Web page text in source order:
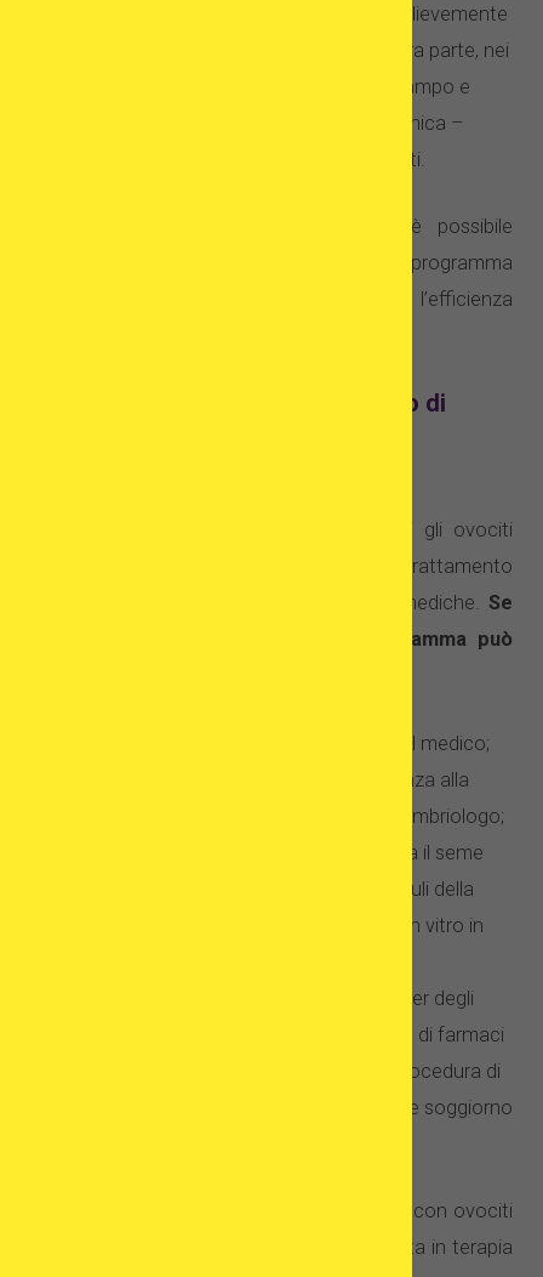
può influenzarne la qualità e inficiare lievemente
l’efficacia della terapia (5-10 %). D’altra parte, nei
centri con rilevante esperienza nel campo e
muniti di idonea apparecchiatura tecnica –
queste limiti vengono spesso superati.
Nella database del SERVIZIO ONLINE è possibile
trovare informazioni riguardanti il tipo di programma
eseguito nelle varie cliniche, i costi e l’efficienza
Esecuzione del programma quadro di
Come per le donatrici, anche le riceventi gli ovociti
devono prepararsi ad eseguire il trattamento
sottoponendosi a svariati esami e visite mediche. Se
non vi sono controindicazioni, il programma può
visite preliminari e consultazioni con il medico;
selezione di una donatrice – assistenza alla
copia fornita da un medico o da un embriologo;
procedure di laboratorio: l’uomo dona il seme
con il quale vengono fecondati gli ovuli della
donatrice. Gli embrioni si sviluppano in vitro in
preparazione della ricevente al transfer degli
embrioni mediante somministrazione di farmaci
che preparano l’utero a riceverli; la procedura di
trasferimento può richiedere un breve soggiorno
Se non sei sicura di eseguire il trattamento con ovociti
da donatrice, consulta un medico specialista in terapia